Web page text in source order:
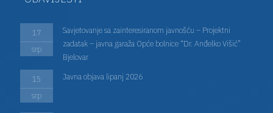
17
srp
Savjetovanje sa zainteresiranom javnošću – Projektni
zadatak – javna garaža Opće bolnice “Dr. Anđelko Višić”
Bjelovar
15
srp
Javna objava lipanj 2026